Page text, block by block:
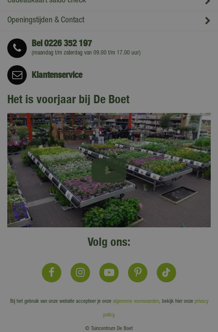
Openingstijden & Contact
Bel0226 352 197
(maandag t/m zaterdag van 09.00 t/m 17.00 uur)
Klantenservice
Het is voorjaar bij De Boet
Volg ons:
Bij het gebruik van onze website accepteer je onze algemene voorwaarden, bekijk hier onze privacy
policy.
© Tuincentrum De Boet